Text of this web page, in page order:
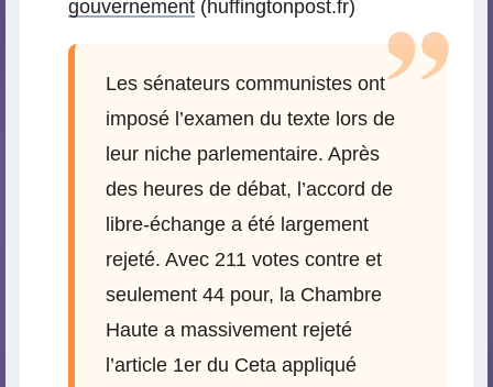
gouvernement (huffingtonpost.fr)
Les sénateurs communistes ont
imposé l’examen du texte lors de
leur niche parlementaire. Après
des heures de débat, l’accord de
libre-échange a été largement
rejeté. Avec 211 votes contre et
seulement 44 pour, la Chambre
Haute a massivement rejeté
l’article 1er du Ceta appliqué